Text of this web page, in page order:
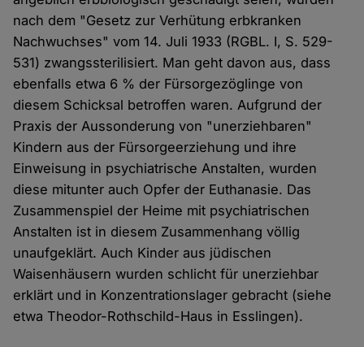
nach dem "Gesetz zur Verhütung erbkranken
Nachwuchses" vom 14. Juli 1933 (RGBL. I, S. 529-
531) zwangssterilisiert. Man geht davon aus, dass
ebenfalls etwa 6 % der Fürsorgezöglinge von
diesem Schicksal betroffen waren. Aufgrund der
Praxis der Aussonderung von "unerziehbaren"
Kindern aus der Fürsorgeerziehung und ihre
Einweisung in psychiatrische Anstalten, wurden
diese mitunter auch Opfer der Euthanasie. Das
Zusammenspiel der Heime mit psychiatrischen
Anstalten ist in diesem Zusammenhang völlig
unaufgeklärt. Auch Kinder aus jüdischen
Waisenhäusern wurden schlicht für unerziehbar
erklärt und in Konzentrationslager gebracht (siehe
etwa Theodor-Rothschild-Haus in Esslingen).